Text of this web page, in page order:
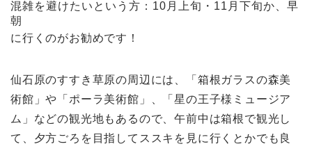
混雑を避けたいという方：10月上旬・11月下旬か、早
朝
に行くのがお勧めです！
仙石原のすすき草原の周辺には、「箱根ガラスの森美
術館」や「ポーラ美術館」、「星の王子様ミュージア
ム」などの観光地もあるので、午前中は箱根で観光し
て、夕方ごろを目指してススキを見に行くとかでも良